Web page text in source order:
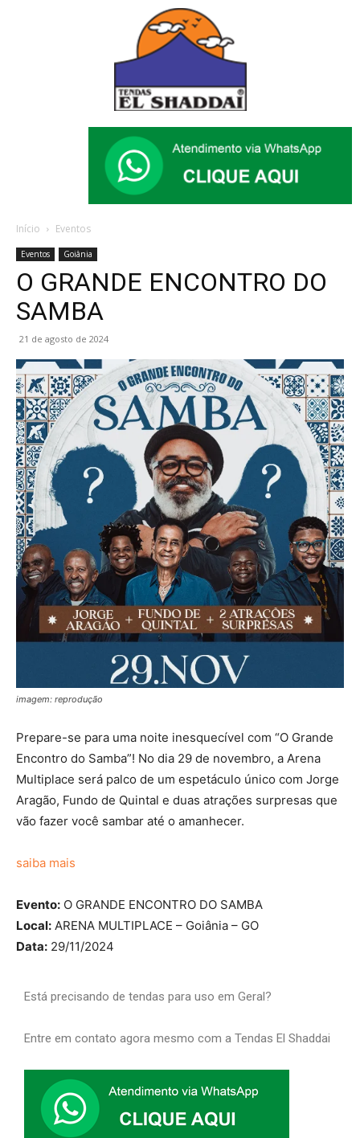
Início Eventos
Eventos Goiânia
O GRANDE ENCONTRO DO
SAMBA
21 de agosto de 2024
imagem: reprodução
Prepare-se para uma noite inesquecível com “O Grande
Encontro do Samba”! No dia 29 de novembro, a Arena
Multiplace será palco de um espetáculo único com Jorge
Aragão, Fundo de Quintal e duas atrações surpresas que
vão fazer você sambar até o amanhecer.
saiba mais
Evento: O GRANDE ENCONTRO DO SAMBA
Local: ARENA MULTIPLACE – Goiânia – GO
Data: 29/11/2024
Está precisando de tendas para uso em Geral?
Entre em contato agora mesmo com a Tendas El Shaddai